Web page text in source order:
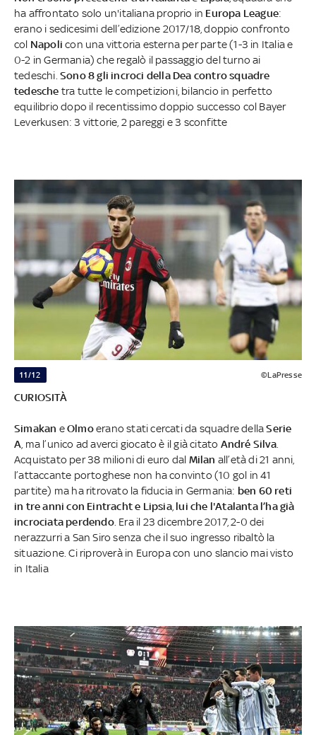
ha affrontato solo un'italiana proprio in Europa League:
erano i sedicesimi dell’edizione 2017/18, doppio confronto
col Napoli con una vittoria esterna per parte (1-3 in Italia e
0-2 in Germania) che regalò il passaggio del turno ai
tedeschi. Sono 8 gli incroci della Dea contro squadre
tedesche tra tutte le competizioni, bilancio in perfetto
equilibrio dopo il recentissimo doppio successo col Bayer
Leverkusen: 3 vittorie, 2 pareggi e 3 sconfitte
11/12 ©LaPresse
CURIOSITÀ
Simakan eOlmoerano stati cercati da squadre dellaSerie
A , ma l’unico ad averci giocato è il già citato André Silva.
Acquistato per 38 milioni di euro dal Milan all’età di 21 anni,
l’attaccante portoghese non ha convinto (10 gol in 41
partite) ma ha ritrovato la fiducia in Germania: ben 60 reti
in tre anni con Eintracht e Lipsia, lui che l'Atalanta l’ha già
incrociata perdendo. Era il 23 dicembre 2017, 2-0 dei
nerazzurri a San Siro senza che il suo ingresso ribaltò la
situazione. Ci riproverà in Europa con uno slancio mai visto
in Italia